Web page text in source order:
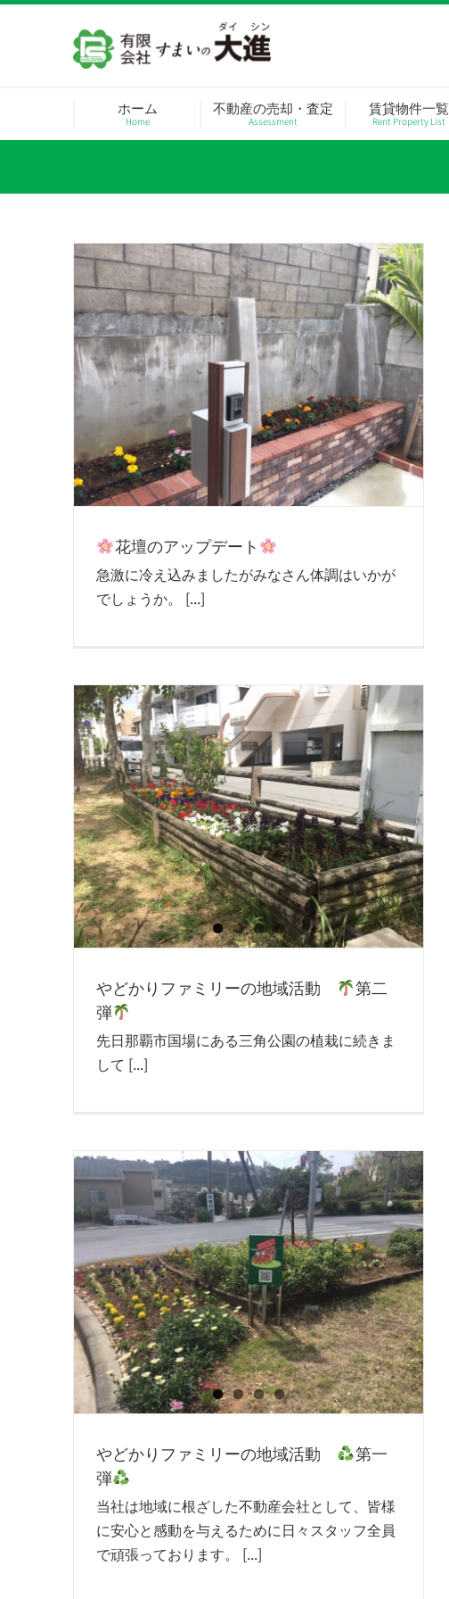
Skip
ホーム
Home
不動産の売却・査定
Assessment
賃貸物件一覧
Rent Property List
花壇のアップデート
急激に冷え込みましたがみなさん体調はいかが
でしょうか。 [...]
やどかりファミリーの地域活動
第二
弾
先日那覇市国場にある三角公園の植栽に続きま
して [...]
やどかりファミリーの地域活動
第一
弾
当社は地域に根ざした不動産会社として、皆様
に安心と感動を与えるために日々スタッフ全員
で頑張っております。 [...]